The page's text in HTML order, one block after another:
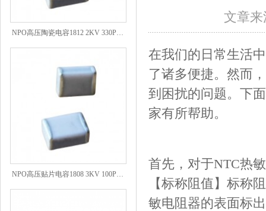
NPO高压陶瓷电容1812 2KV 330PF 5%精度
NPO高压贴片电容1808 3KV 100PF J
文章
在我们的日常生活
了诸多便捷。然而
到困扰的问题。下
家有所帮助。
首先，对于NTC热
【标称阻值】标称
敏电阻器的表面标